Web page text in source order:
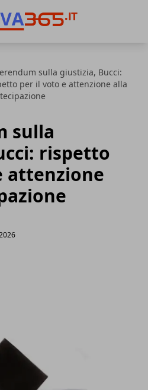
sulla giustizia, Bucci:
per il voto e attenzione alla
sulla
rispetto
attenzione